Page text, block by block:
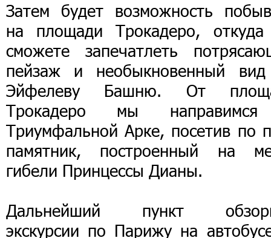
Затем будет возможность
на площади Трокадеро,
сможете запечатлеть
пейзаж и необыкновенный
Эйфелеву Башню. От
Трокадеро мы
Триумфальной Арке, посетив по
памятник, построенный на
гибели Принцессы Дианы.
Дальнейший пункт
экскурсии по Парижу на